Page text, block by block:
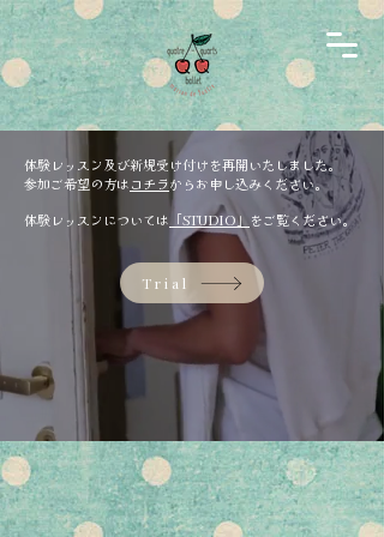
体験レッスン及び新規受け付けを再開いたしました。
参加ご希望の方はコチラからお申し込みください。
体験レッスンについては 「STUDIO」 をご覧ください。
Trial